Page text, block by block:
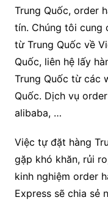
Trung Quốc, order
tín. Chúng tôi cung
từ Trung Quốc về
Quốc, liên hệ lấy
Trung Quốc từ các
Quốc. Dịch vụ
alibaba, …
Việc tự đặt hàng
gặp khó khăn, rủi
kinh nghiệm order
Express sẽ chia sẻ